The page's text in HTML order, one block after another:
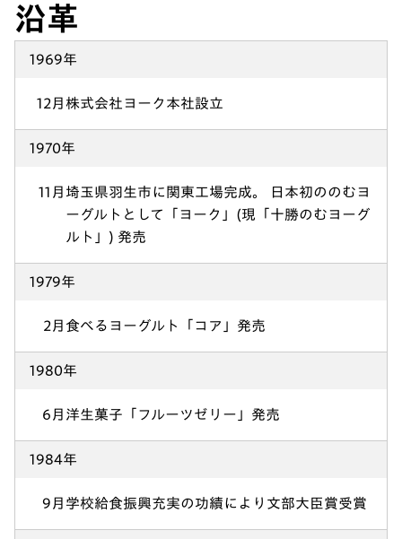
沿革
1969年
12月株式会社ヨーク本社設立
1970年
11月 埼玉県羽生市に関東工場完成。 日本初ののむヨ
ーグルトとして「ヨーク」(現「十勝のむヨーグ
ルト」) 発売
1979年
2月 食べるヨーグルト「コア」発売
1980年
6月 洋生菓子「フルーツゼリー」発売
1984年
9月 学校給食振興充実の功績により文部大臣賞受賞